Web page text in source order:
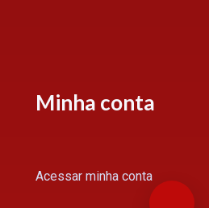
Minha conta
Acessar minha conta